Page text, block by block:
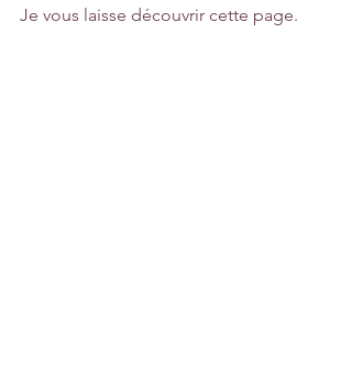
Je vous laisse découvrir cette page.